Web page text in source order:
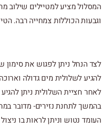
המסלול מציע למטיילים שילוב
וגבעות הכוללות צמחייה רבה.
לצד הנחל ניתן לפגוש את סימון
להגיע לשלולית מים גדולה
לאחר חציית השלולית ניתן
בהמשך לתחנת נזירים- מדובר
העומד נטוש וניתן לראות בו